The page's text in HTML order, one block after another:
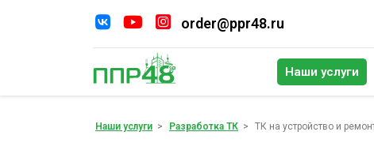
order@ppr48.ru
Наши услуги
Наши услуги Разработка ТК ТК на устройство и
Поиск